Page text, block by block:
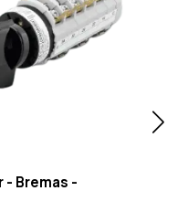
- Bremas -